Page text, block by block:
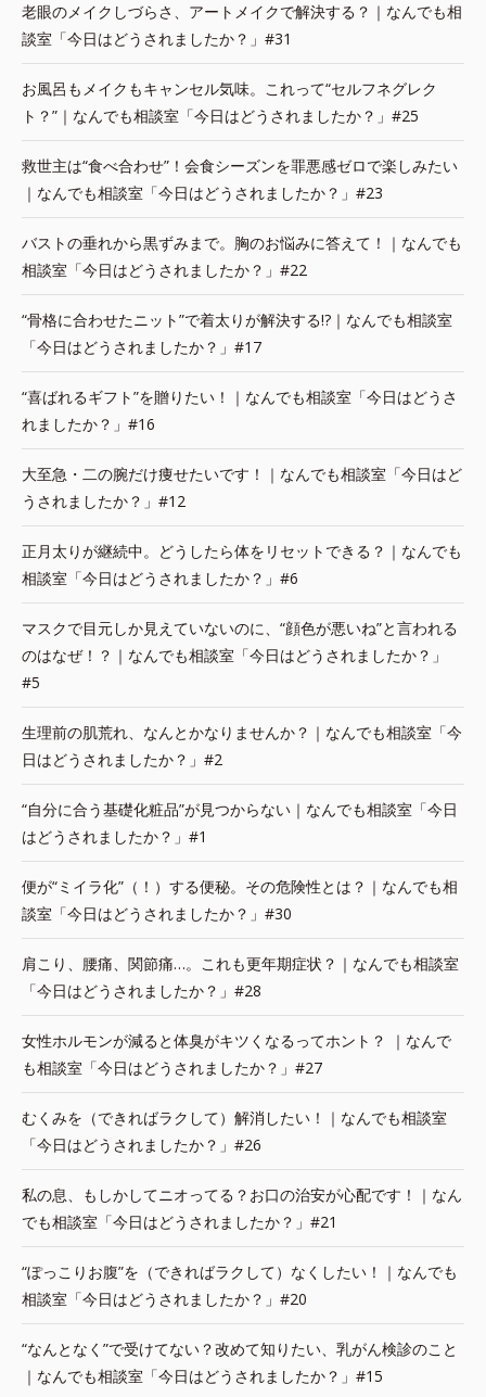
老眼のメイクしづらさ、アートメイクで解決する？｜なんでも相
談室「今日はどうされましたか？」#31
お風呂もメイクもキャンセル気味。これって“セルフネグレク
ト？”｜なんでも相談室「今日はどうされましたか？」#25
救世主は“食べ合わせ”！会食シーズンを罪悪感ゼロで楽しみたい
｜なんでも相談室「今日はどうされましたか？」#23
バストの垂れから黒ずみまで。胸のお悩みに答えて！｜なんでも
相談室「今日はどうされましたか？」#22
“骨格に合わせたニット”で着太りが解決する!?｜なんでも相談室
「今日はどうされましたか？」#17
“喜ばれるギフト”を贈りたい！｜なんでも相談室「今日はどうさ
れましたか？」#16
大至急・二の腕だけ痩せたいです！｜なんでも相談室「今日はど
うされましたか？」#12
正月太りが継続中。どうしたら体をリセットできる？｜なんでも
相談室「今日はどうされましたか？」#6
マスクで目元しか見えていないのに、“顔色が悪いね”と言われる
のはなぜ！？｜なんでも相談室「今日はどうされましたか？」
#5
生理前の肌荒れ、なんとかなりませんか？｜なんでも相談室「今
日はどうされましたか？」#2
“自分に合う基礎化粧品”が見つからない｜なんでも相談室「今日
はどうされましたか？」#1
便が“ミイラ化”（！）する便秘。その危険性とは？｜なんでも相
談室「今日はどうされましたか？」#30
肩こり、腰痛、関節痛…。これも更年期症状？｜なんでも相談室
「今日はどうされましたか？」#28
女性ホルモンが減ると体臭がキツくなるってホント？ ｜なんで
も相談室「今日はどうされましたか？」#27
むくみを（できればラクして）解消したい！｜なんでも相談室
「今日はどうされましたか？」#26
私の息、もしかしてニオってる？お口の治安が心配です！｜なん
でも相談室「今日はどうされましたか？」#21
“ぽっこりお腹”を（できればラクして）なくしたい！｜なんでも
相談室「今日はどうされましたか？」#20
“なんとなく”で受けてない？改めて知りたい、乳がん検診のこと
｜なんでも相談室「今日はどうされましたか？」#15